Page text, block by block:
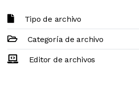
Tipo de archivo
Categoría de archivo
Editor de archivos